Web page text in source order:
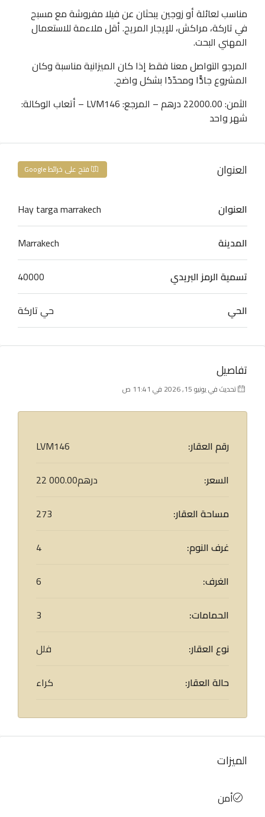
مناسب لعائلة أو زوجين يبحثان عن فيلا مفروشة مع مسبح
في تاركة، مراكش، للإيجار المريح. أقل ملاءمة للاستعمال
المهني البحت.
المرجو التواصل معنا فقط إذا كان الميزانية مناسبة وكان
المشروع جادًّا ومحدّدًا بشكل واضح.
الثمن: 22000.00 درهم – المرجع: LVM146 – أتعاب الوكالة:
شهر واحد
العنوان فتح على خرائط Google
العنوان
Hay targa marrakech
المدينة
Marrakech
تسمية الرمز البريدي
40000
الحي
حي تاركة
تفاصيل
تحديث في يونيو 15, 2026 في 11:41 ص
رقم العقار:
LVM146
السعر:
22 000.00درهم
مساحة العقار:
273
غرف النوم:
4
الغرف:
6
الحمامات:
3
نوع العقار:
فلل
حالة العقار:
كراء
الميزات
أمن